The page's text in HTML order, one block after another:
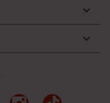


PinterestInstagramTikTok